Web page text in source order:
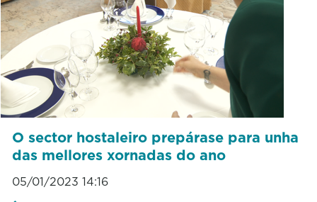
O sector hostaleiro prepárase para unha
das mellores xornadas do ano
05/01/2023 14:16